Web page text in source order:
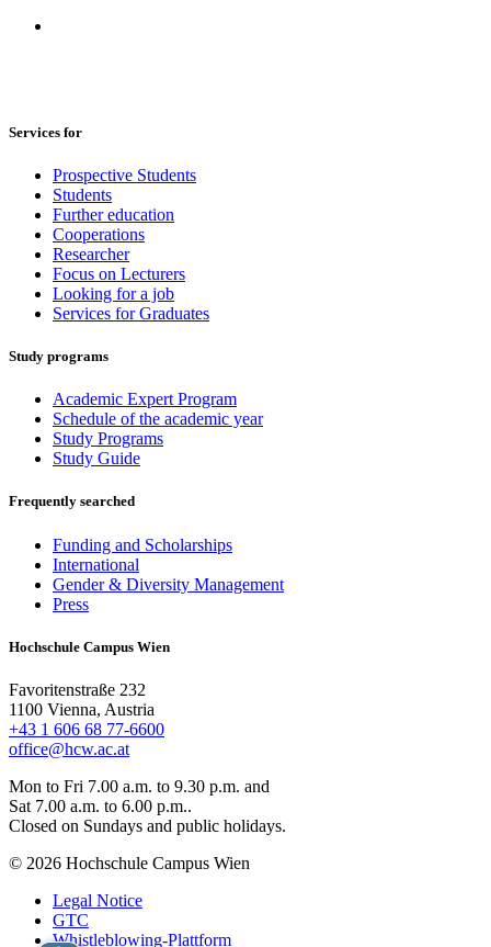
Services for
Prospective Students
Students
Further education
Cooperations
Researcher
Focus on Lecturers
Looking for a job
Services for Graduates
Study programs
Academic Expert Program
Schedule of the academic year
Study Programs
Study Guide
Frequently searched
Funding and Scholarships
International
Gender & Diversity Management
Press
Hochschule Campus Wien
Favoritenstraße 232
1100 Vienna, Austria
+43 1 606 68 77-6600
office@hcw.ac.at
Mon to Fri 7.00 a.m. to 9.30 p.m. and
Sat 7.00 a.m. to 6.00 p.m..
Closed on Sundays and public holidays.
© 2026 Hochschule Campus Wien
Legal Notice
GTC
Whistleblowing-Plattform